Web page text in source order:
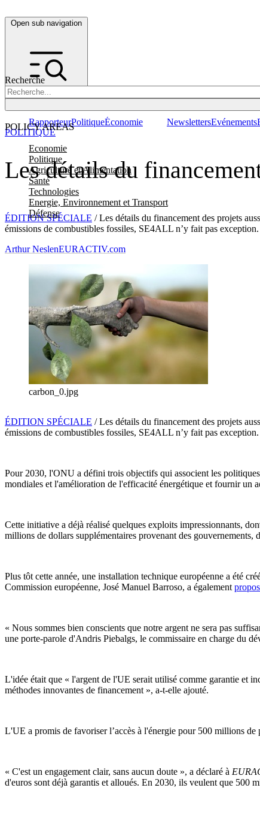
Open sub navigation
Recherche
POLICY AREAS
Economie
Politique
Agriculture et Alimentation
Santé
Technologies
Energie, Environnement et Transport
Défense
RapporteurPolitiqueÉconomie NewslettersEvénements
Les détails du
ÉDITION SPÉCIALE / Les détails du financement des projets
émissions de combustibles fossiles, SE4ALL n’y fait pas exception.
POLITIQUE
Arthur NeslenEURACTIV.com
carbon_0.jpg
ÉDITION SPÉCIALE / Les détails du financement des projets
émissions de combustibles fossiles, SE4ALL n’y fait pas exception.
Pour 2030, l'ONU a défini trois objectifs qui associent les
mondiales et l'amélioration de l'efficacité énergétique et fournir un
Cette initiative a déjà réalisé quelques exploits impressionnants,
millions de dollars supplémentaires provenant des gouvernements,
Plus tôt cette année, une installation technique européenne a été
Commission européenne, José Manuel Barroso, a également
« Nous sommes bien conscients que notre argent ne sera pas
une porte-parole d'Andris Piebalgs, le commissaire en charge du
L'idée était que « l'argent de l'UE serait utilisé comme garantie et
méthodes innovantes de financement », a-t-elle ajouté.
L'UE a promis de favoriser l’accès à l'énergie pour 500 millions
« C'est un engagement clair, sans aucun doute », a déclaré à
d'euros sont déjà garantis et alloués. En 2030, ils veulent que 500